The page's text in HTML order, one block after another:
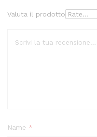
Valuta il prodotto
Name *